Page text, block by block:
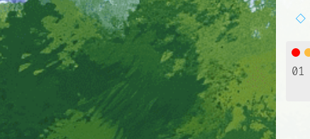
01